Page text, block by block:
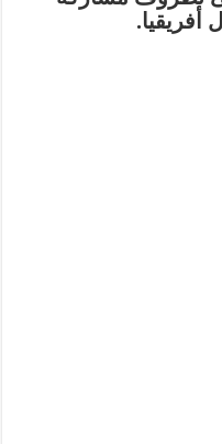
أفريقيا.